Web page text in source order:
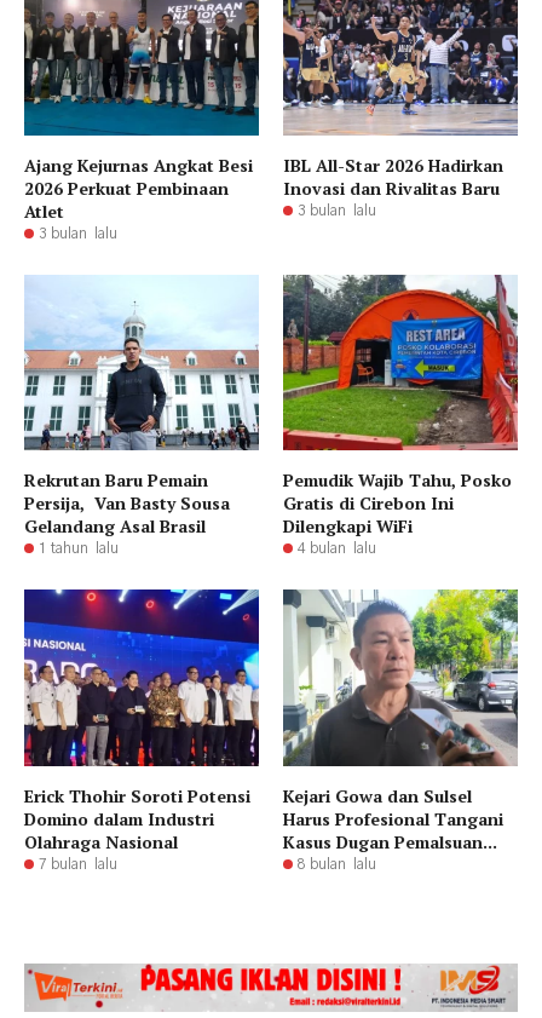
Ajang Kejurnas Angkat Besi
2026 Perkuat Pembinaan
Atlet
3 bulan lalu
IBL All-Star 2026 Hadirkan
Inovasi dan Rivalitas Baru
3 bulan lalu
Rekrutan Baru Pemain
Persija, Van Basty Sousa
Gelandang Asal Brasil
1 tahun lalu
Pemudik Wajib Tahu, Posko
Gratis di Cirebon Ini
Dilengkapi WiFi
4 bulan lalu
Erick Thohir Soroti Potensi
Domino dalam Industri
Olahraga Nasional
7 bulan lalu
Kejari Gowa dan Sulsel
Harus Profesional Tangani
Kasus Dugan Pemalsuan...
8 bulan lalu